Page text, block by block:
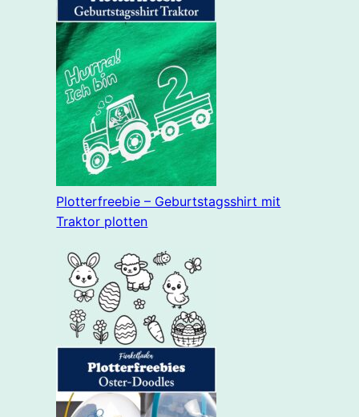
Plotterfreebie – Geburtstagsshirt mit
Traktor plotten